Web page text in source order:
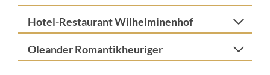
Hotel-Restaurant Wilhelminenhof
Oleander Romantikheuriger